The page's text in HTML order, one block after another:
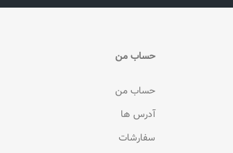
حساب من
حساب من
آدرس ها
سفارشات